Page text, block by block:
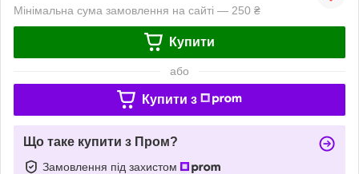
Мінімальна сума замовлення на сайті — 250 ₴
Купити
або
Купити з
Що таке купити з Пром?
Замовлення під захистом